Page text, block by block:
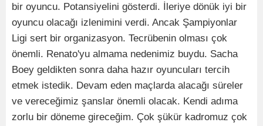
bir oyuncu. Potansiyelini gösterdi. İleriye dönük iyi bir
oyuncu olacağı izlenimini verdi. Ancak Şampiyonlar
Ligi sert bir organizasyon. Tecrübenin olması çok
önemli. Renato'yu almama nedenimiz buydu. Sacha
Boey geldikten sonra daha hazır oyuncuları tercih
etmek istedik. Devam eden maçlarda alacağı süreler
ve vereceğimiz şanslar önemli olacak. Kendi adıma
zorlu bir döneme gireceğim. Çok şükür kadromuz çok